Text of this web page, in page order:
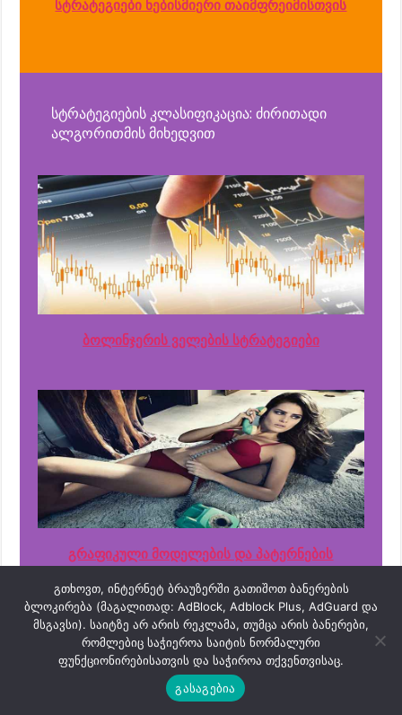
სტრატეგიები ნებისმიერი თაიმფრეიმისთვის
სტრატეგიების კლასიფიკაცია: ძირითადი
ალგორითმის მიხედვით
ბოლინჯერის ველების სტრატეგიები
გრაფიკული მოდელების და პატერნების
გთხოვთ, ინტერნეტ ბრაუზერში გათიშოთ ბანერების
ბლოკირება (მაგალითად: AdBlock, Adblock Plus, AdGuard და
მსგავსი). საიტზე არ არის რეკლამა, თუმცა არის ბანერები,
რომლებიც საჭიეროა საიტის ნორმალური
ფუნქციონირებისათვის და საჭიროა თქვენთვისაც.
გასაგებია